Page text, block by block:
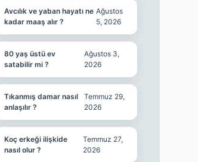
Avcılık ve yaban hayatı ne
kadar maaş alır ?
Ağustos
5, 2026
80 yaş üstü ev
satabilir mi ?
Ağustos 3,
2026
Tıkanmış damar nasıl
anlaşılır ?
Temmuz 29,
2026
Koç erkeği ilişkide
nasıl olur ?
Temmuz 27,
2026